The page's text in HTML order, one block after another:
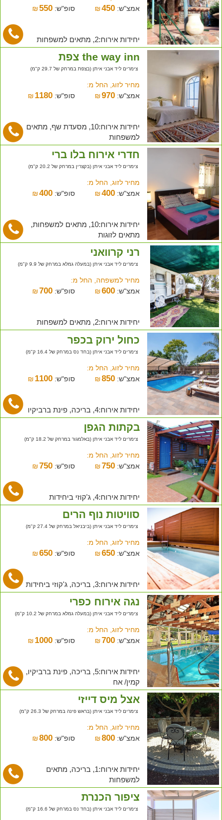
אמצ"ש:
₪450 סופ"ש: ₪ 550
יחידות אירוח:2, מתאים למשפחות
the way inn צפת
צימרים ליד אבני איתן (בצפת במרחק של 29.7 ק"מ)
מחיר לזוג, החל מ:
אמצ"ש:
₪970 סופ"ש: ₪ 1180
יחידות אירוח:10, מסעדת שף, מתאים
למשפחות
חדרי אירוח בלו ברי
צימרים ליד אבני איתן (בקצרין במרחק של 20.2 ק"מ)
מחיר לזוג, החל מ:
אמצ"ש:
₪400 סופ"ש: ₪ 400
יחידות אירוח:10, מתאים למשפחות,
מתאים לזוגות
רני קרוואני
צימרים ליד אבני איתן (במעלה גמלא במרחק של 9.9 ק"מ)
מחיר למשפחה, החל מ:
אמצ"ש:
₪600 סופ"ש: ₪ 700
יחידות אירוח:2, מתאים למשפחות
כחול ירוק בכפר
צימרים ליד אבני איתן (בחד נס במרחק של 16.4 ק"מ)
מחיר לזוג, החל מ:
אמצ"ש:
₪850 סופ"ש: ₪ 1100
יחידות אירוח:4, בריכה, פינת ברביקיו
בקתות הגפן
צימרים ליד אבני איתן (באלמגור במרחק של 18.2 ק"מ)
מחיר לזוג, החל מ:
אמצ"ש:
₪750 סופ"ש: ₪ 750
יחידות אירוח:4, ג'קוזי ביחידות
סוויטות נוף הרים
צימרים ליד אבני איתן (ביבניאל במרחק של 27.4 ק"מ)
מחיר לזוג, החל מ:
אמצ"ש:
₪650 סופ"ש: ₪ 650
יחידות אירוח:3, בריכה, ג'קוזי ביחידות
נגה אירוח כפרי
צימרים ליד אבני איתן (במעלה גמלא במרחק של 10.2 ק"מ)
מחיר לזוג, החל מ:
אמצ"ש:
₪700 סופ"ש: ₪ 1000
יחידות אירוח:5, בריכה, פינת ברביקיו,
קמין/ אח
אצל מיס דייזי
צימרים ליד אבני איתן (בראש פינה במרחק של 26.3 ק"מ)
מחיר לזוג, החל מ:
אמצ"ש:
₪800 סופ"ש: ₪ 800
יחידות אירוח:1, בריכה, מתאים
למשפחות
ציפור הכנרת
צימרים ליד אבני איתן (בחד נס במרחק של 16.6 ק"מ)